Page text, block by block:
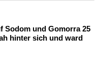
Sodom und Gomorra 25
hinter sich und ward